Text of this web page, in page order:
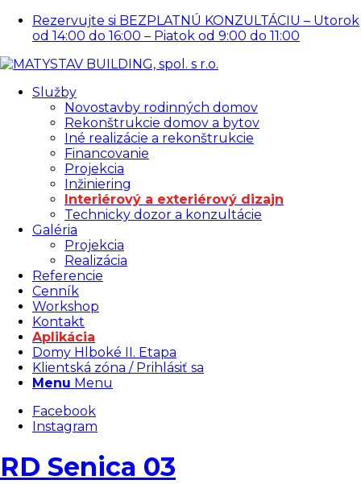
Rezervujte si BEZPLATNÚ KONZULTÁCIU – Utorok
od 14:00 do 16:00 – Piatok od 9:00 do 11:00
Služby
Novostavby rodinných domov
Rekonštrukcie domov a bytov
Iné realizácie a rekonštrukcie
Financovanie
Projekcia
Inžiniering
Interiérový a exteriérový dizajn
Technicky dozor a konzultácie
Galéria
Projekcia
Realizácia
Referencie
Cenník
Workshop
Kontakt
Aplikácia
Domy Hlboké II. Etapa
Klientská zóna / Prihlásiť sa
Menu Menu
Facebook
Instagram
RD Senica 03